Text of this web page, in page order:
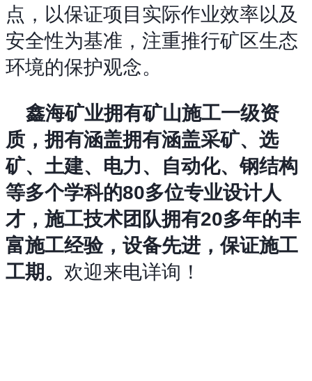
点，以保证项目实际作业效率以及
安全性为基准，注重推行矿区生态
环境的保护观念。
鑫海矿业拥有矿山施工一级资
质，拥有涵盖拥有涵盖采矿、选
矿、土建、电力、自动化、钢结构
等多个学科的80多位专业设计人
才，施工技术团队拥有20多年的丰
富施工经验，设备先进，保证施工
工期。 欢迎来电详询！